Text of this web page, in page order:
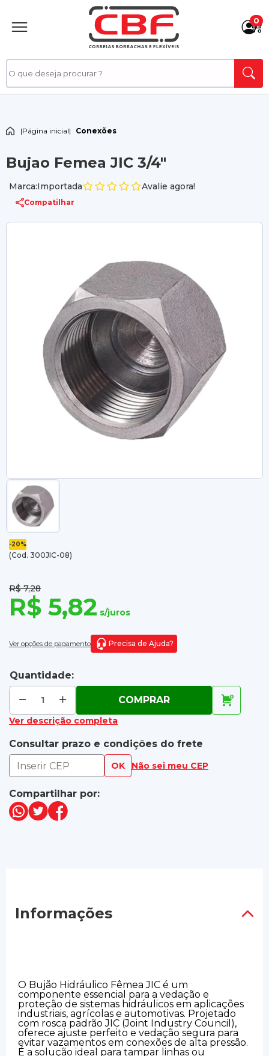
0
|Página inicial| Conexões
Bujao Femea JIC 3/4"
Marca:Importada Avalie agora!
Compatilhar
-20%
(Cod. 300JIC-08)
R$ 7,28
R$ 5,82 s/juros
Ver opções de pagamento Precisa de Ajuda?
Quantidade:
COMPRAR
Ver descrição completa
Consultar prazo e condições do frete
OK Não sei meu CEP
Compartilhar por:
Informações
O Bujão Hidráulico Fêmea JIC é um
componente essencial para a vedação e
proteção de sistemas hidráulicos em aplicações
industriais, agrícolas e automotivas. Projetado
com rosca padrão JIC (Joint Industry Council),
oferece ajuste perfeito e vedação segura para
evitar vazamentos em conexões de alta pressão.
É a solução ideal para tampar linhas ou